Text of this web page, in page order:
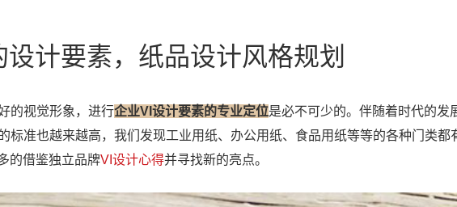
计要素，纸品设计风格规划
的视觉形象，进行企业VI设计要素的专业定位是必不可少的。伴随着时代的发
标准也越来越高，我们发现工业用纸、办公用纸、食品用纸等等的各种门类都
的借鉴独立品牌VI设计心得并寻找新的亮点。